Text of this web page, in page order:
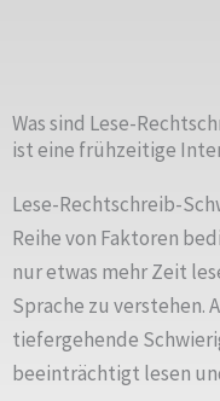
Was sind Lese-
ist eine frühzeitige
Lese-Rechtschreib-
Reihe von Faktoren
nur etwas mehr Zeit
Sprache zu verstehen.
tiefergehende
beeinträchtigt lesen